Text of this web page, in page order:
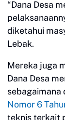
“Dana Desa
diketahui
Lebak.
Mereka juga
Dana Desa
sebagaimana
Nomor 6
teknis terkait